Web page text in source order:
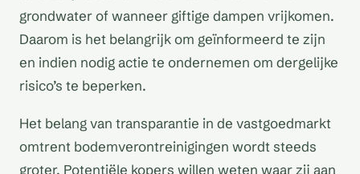
grondwater of wanneer giftige dampen vrijkomen.
Daarom is het belangrijk om geïnformeerd te zijn
en indien nodig actie te ondernemen om dergelijke
risico’s te beperken.
Het belang van transparantie in de vastgoedmarkt
omtrent bodemverontreinigingen wordt steeds
groter. Potentiële kopers willen weten waar zij aan